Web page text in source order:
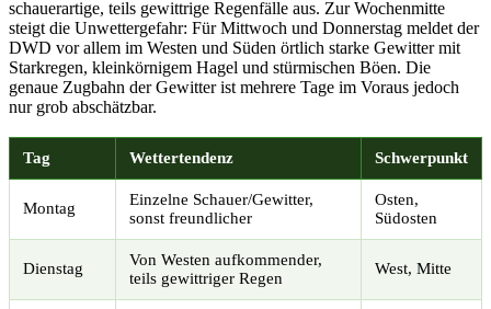
schauerartige, teils gewittrige Regenfälle aus. Zur Wochenmitte
steigt die Unwettergefahr: Für Mittwoch und Donnerstag meldet der
DWD vor allem im Westen und Süden örtlich starke Gewitter mit
Starkregen, kleinkörnigem Hagel und stürmischen Böen. Die
genaue Zugbahn der Gewitter ist mehrere Tage im Voraus jedoch
nur grob abschätzbar.
Tag Wettertendenz Schwerpunkt
Montag
Einzelne Schauer/Gewitter,
sonst freundlicher
Osten,
Südosten
Dienstag
Von Westen aufkommender,
teils gewittriger Regen
West, Mitte